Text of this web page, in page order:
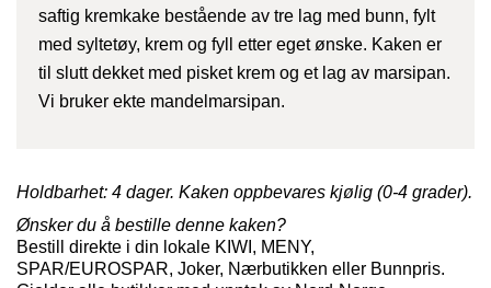
saftig kremkake bestående av tre lag med bunn, fylt
med syltetøy, krem og fyll etter eget ønske. Kaken er
til slutt dekket med pisket krem og et lag av marsipan.
Vi bruker ekte mandelmarsipan.
Holdbarhet: 4 dager. Kaken oppbevares kjølig (0-4 grader).
Ønsker du å bestille denne kaken?
Bestill direkte i din lokale KIWI, MENY,
SPAR/EUROSPAR, Joker, Nærbutikken eller Bunnpris.